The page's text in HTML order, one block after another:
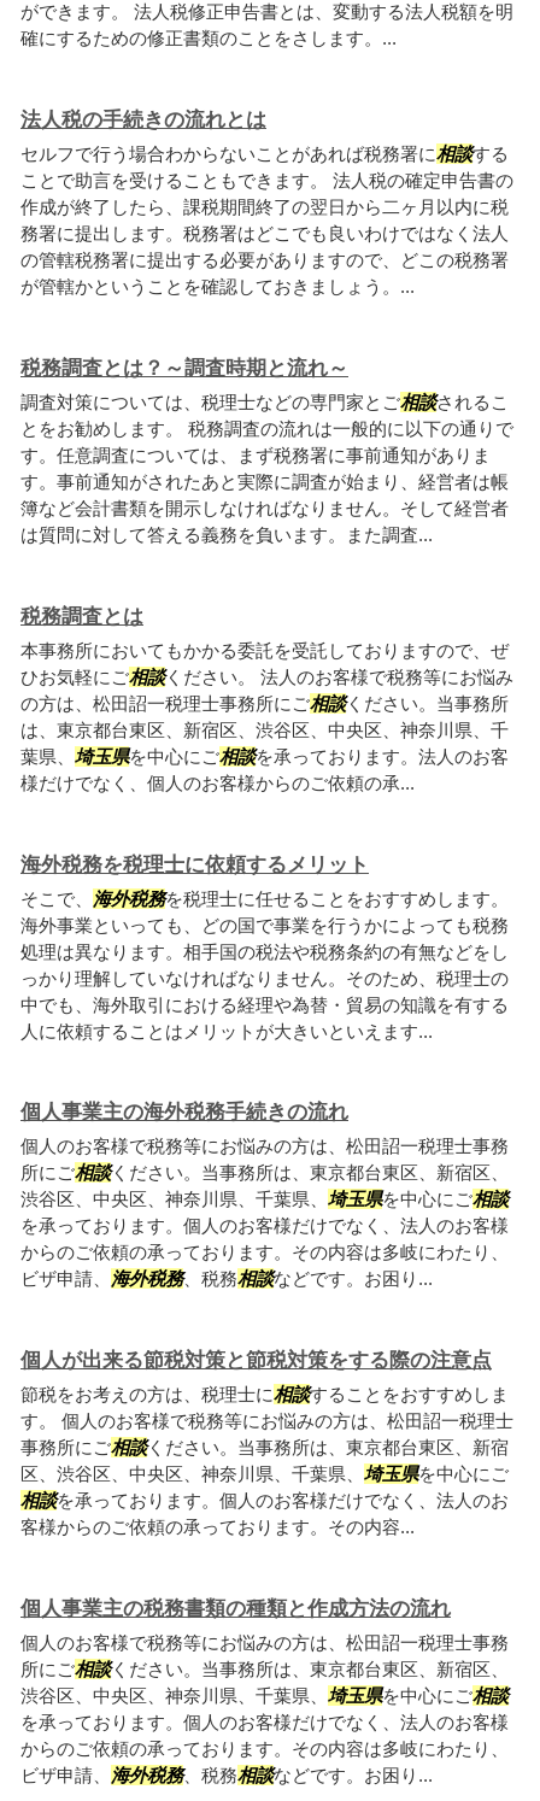
ができます。 法人税修正申告書とは、変動する法人税額を明
確にするための修正書類のことをさします。...
法人税の手続きの流れとは
セルフで行う場合わからないことがあれば税務署に相談する
ことで助言を受けることもできます。 法人税の確定申告書の
作成が終了したら、課税期間終了の翌日から二ヶ月以内に税
務署に提出します。税務署はどこでも良いわけではなく法人
の管轄税務署に提出する必要がありますので、どこの税務署
が管轄かということを確認しておきましょう。...
税務調査とは？～調査時期と流れ～
調査対策については、税理士などの専門家とご相談されるこ
とをお勧めします。 税務調査の流れは一般的に以下の通りで
す。任意調査については、まず税務署に事前通知がありま
す。事前通知がされたあと実際に調査が始まり、経営者は帳
簿など会計書類を開示しなければなりません。そして経営者
は質問に対して答える義務を負います。また調査...
税務調査とは
本事務所においてもかかる委託を受託しておりますので、ぜ
ひお気軽にご相談ください。 法人のお客様で税務等にお悩み
の方は、松田詔一税理士事務所にご相談ください。当事務所
は、東京都台東区、新宿区、渋谷区、中央区、神奈川県、千
葉県、 埼玉県を中心にご相談を承っております。法人のお客
様だけでなく、個人のお客様からのご依頼の承...
海外税務を税理士に依頼するメリット
そこで、 海外税務を税理士に任せることをおすすめします。
海外事業といっても、どの国で事業を行うかによっても税務
処理は異なります。相手国の税法や税務条約の有無などをし
っかり理解していなければなりません。そのため、税理士の
中でも、海外取引における経理や為替・貿易の知識を有する
人に依頼することはメリットが大きいといえます...
個人事業主の海外税務手続きの流れ
個人のお客様で税務等にお悩みの方は、松田詔一税理士事務
所にご相談ください。当事務所は、東京都台東区、新宿区、
渋谷区、中央区、神奈川県、千葉県、 埼玉県を中心にご相談
を承っております。個人のお客様だけでなく、法人のお客様
からのご依頼の承っております。その内容は多岐にわたり、
ビザ申請、 海外税務、税務相談などです。お困り...
個人が出来る節税対策と節税対策をする際の注意点
節税をお考えの方は、税理士に相談することをおすすめしま
す。 個人のお客様で税務等にお悩みの方は、松田詔一税理士
事務所にご相談ください。当事務所は、東京都台東区、新宿
区、渋谷区、中央区、神奈川県、千葉県、 埼玉県を中心にご
相談を承っております。個人のお客様だけでなく、法人のお
客様からのご依頼の承っております。その内容...
個人事業主の税務書類の種類と作成方法の流れ
個人のお客様で税務等にお悩みの方は、松田詔一税理士事務
所にご相談ください。当事務所は、東京都台東区、新宿区、
渋谷区、中央区、神奈川県、千葉県、 埼玉県を中心にご相談
を承っております。個人のお客様だけでなく、法人のお客様
からのご依頼の承っております。その内容は多岐にわたり、
ビザ申請、 海外税務、税務相談などです。お困り...